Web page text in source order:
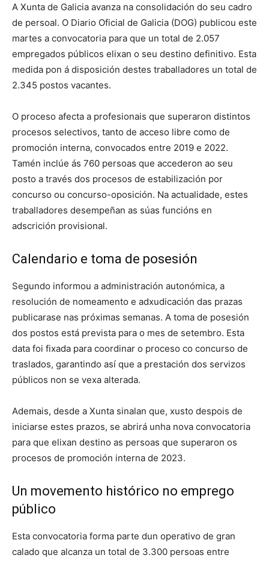
A Xunta de Galicia avanza na consolidación do seu cadro
de persoal. O Diario Oficial de Galicia (DOG) publicou este
martes a convocatoria para que un total de 2.057
empregados públicos elixan o seu destino definitivo. Esta
medida pon á disposición destes traballadores un total de
2.345 postos vacantes.
O proceso afecta a profesionais que superaron distintos
procesos selectivos, tanto de acceso libre como de
promoción interna, convocados entre 2019 e 2022.
Tamén inclúe ás 760 persoas que accederon ao seu
posto a través dos procesos de estabilización por
concurso ou concurso-oposición. Na actualidade, estes
traballadores desempeñan as súas funcións en
adscrición provisional.
Calendario e toma de posesión
Segundo informou a administración autonómica, a
resolución de nomeamento e adxudicación das prazas
publicarase nas próximas semanas. A toma de posesión
dos postos está prevista para o mes de setembro. Esta
data foi fixada para coordinar o proceso co concurso de
traslados, garantindo así que a prestación dos servizos
públicos non se vexa alterada.
Ademais, desde a Xunta sinalan que, xusto despois de
iniciarse estes prazos, se abrirá unha nova convocatoria
para que elixan destino as persoas que superaron os
procesos de promoción interna de 2023.
Un movemento histórico no emprego
público
Esta convocatoria forma parte dun operativo de gran
calado que alcanza un total de 3.300 persoas entre